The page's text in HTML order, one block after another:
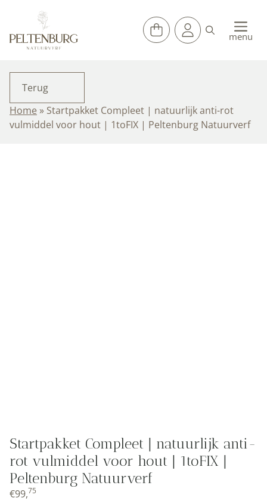
de
inhoud
menu
Terug
Home » Startpakket Compleet | natuurlijk anti-rot
vulmiddel voor hout | 1toFIX | Peltenburg Natuurverf
Startpakket Compleet | natuurlijk anti-
rot vulmiddel voor hout | 1toFIX |
Peltenburg Natuurverf
€99,75